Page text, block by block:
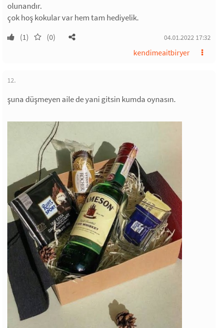
olunandır.
çok hoş kokular var hem tam hediyelik.
(1) (0) 04.01.2022 17:32
kendimeaitbiryer
12.
şuna düşmeyen aile de yani gitsin kumda oynasın.